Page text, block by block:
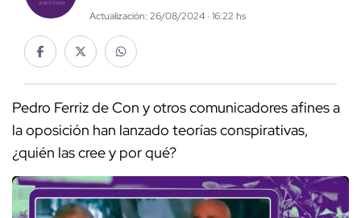
Actualización: 26/08/2024 · 16:22 hs
Pedro Ferriz de Con y otros comunicadores afines a
la oposición han lanzado teorías conspirativas,
¿quién las cree y por qué?